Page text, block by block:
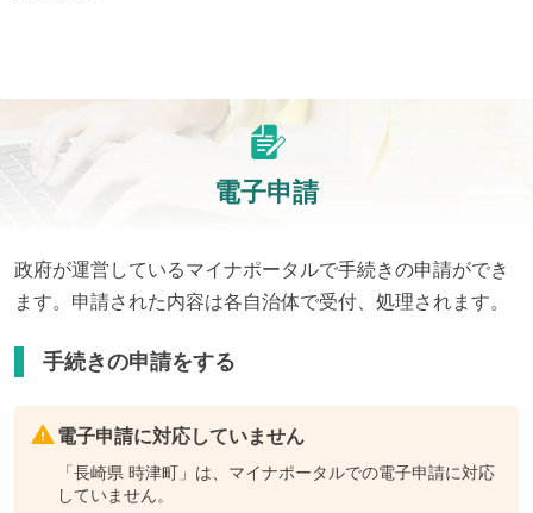
電子申請
政府が運営しているマイナポータルで手続きの申請ができ
ます。申請された内容は各自治体で受付、処理されます。
手続きの申請をする
電子申請に対応していません
「長崎県 時津町 」は、マイナポータルでの電子申請に対応
していません。